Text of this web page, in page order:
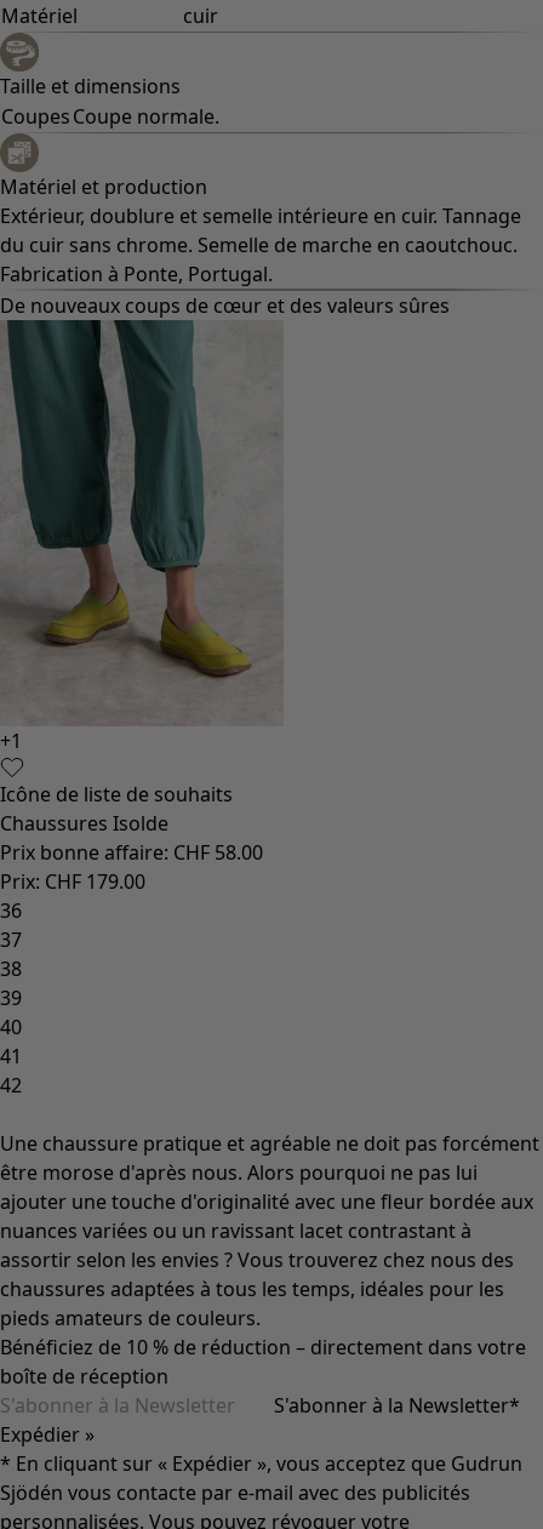
Matériel
cuir
Taille et dimensions
CoupesCoupe normale.
Matériel et production
Extérieur, doublure et semelle intérieure en cuir. Tannage
du cuir sans chrome. Semelle de marche en caoutchouc.
Fabrication à Ponte, Portugal.
De nouveaux coups de cœur et des valeurs sûres
+1
Icône de liste de souhaits
Chaussures Isolde
Prix bonne affaire: CHF 58.00
Prix: CHF 179.00
36
37
38
39
40
41
42
Une chaussure pratique et agréable ne doit pas forcément
être morose d'après nous. Alors pourquoi ne pas lui
ajouter une touche d'originalité avec une fleur bordée aux
nuances variées ou un ravissant lacet contrastant à
assortir selon les envies ? Vous trouverez chez nous des
chaussures adaptées à tous les temps, idéales pour les
pieds amateurs de couleurs.
Bénéficiez de 10 % de réduction – directement dans votre
boîte de réception
S'abonner à la Newsletter*
Expédier »
* En cliquant sur « Expédier », vous acceptez que Gudrun
Sjödén vous contacte par e-mail avec des publicités
personnalisées. Vous pouvez révoquer votre